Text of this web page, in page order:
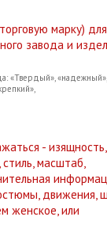
марку) для
завода и
«Твердый», «надежный»,
- изящность,
масштаб,
движения,
женское, или